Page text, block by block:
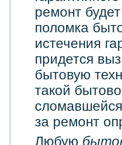
ремонт
поломка
истечения
придется
бытовую
такой
за ремонт
Любую